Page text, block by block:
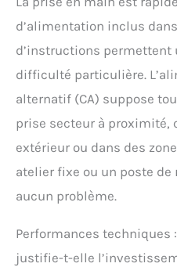
la
d’alimentation inclus
d’instructions permettent
difficulté particulière.
alternatif (CA) suppose
prise secteur à proximité,
extérieur ou dans des
atelier fixe ou un poste de
aucun problème.
Performances techniques
justifie-t-elle